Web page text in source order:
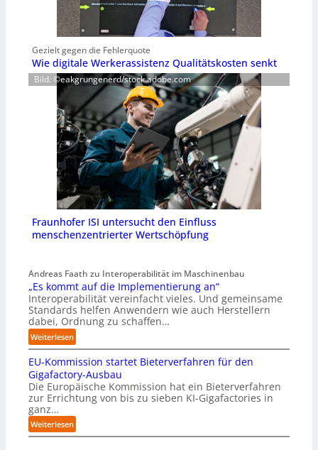
Gezielt gegen die Fehlerquote
Wie digitale Werkerassistenz Qualitätskosten senkt
Bild: ©eakgrungenerd/stock.adobe.com
Fraunhofer ISI untersucht den Einfluss
menschenzentrierter Wertschöpfung
Andreas Faath zu Interoperabilität im Maschinenbau
„Es kommt auf die Implementierung an“
Interoperabilität vereinfacht vieles. Und gemeinsame
Standards helfen Anwendern wie auch Herstellern
dabei, Ordnung zu schaffen…
Weiterlesen:
„
E
s
k
o
m
t
EU-Kommission startet Bieterverfahren für den
Gigafactory-Ausbau
Die Europäische Kommission hat ein Bieterverfahren
zur Errichtung von bis zu sieben KI-Gigafactories in
ganz…
Weiterlesen:
E